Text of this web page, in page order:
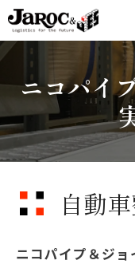
製品情報
企業情報
カタログダウンロード
ジャロックコラム
ニコパイ
自動
ニコパイプ＆ジョ